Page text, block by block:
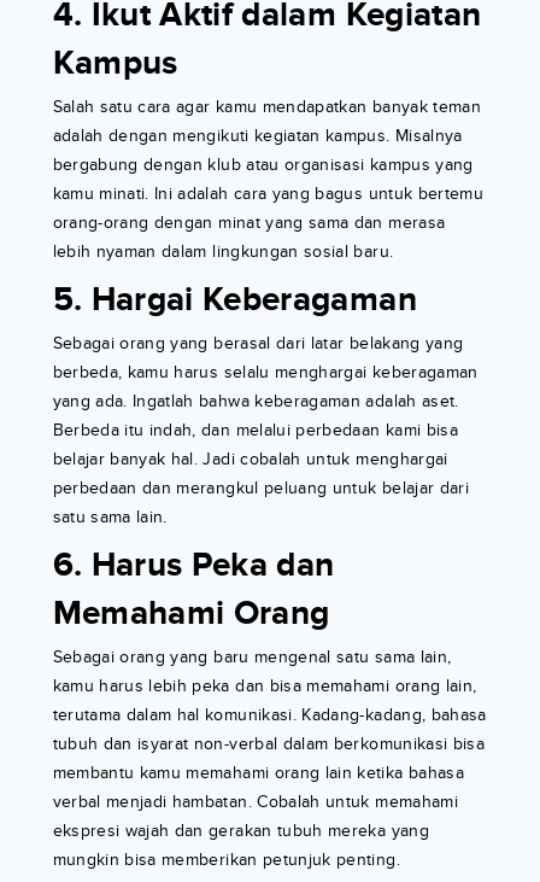
4. Ikut Aktif dalam Kegiatan
Kampus
Salah satu cara agar kamu mendapatkan banyak teman
adalah dengan mengikuti kegiatan kampus. Misalnya
bergabung dengan klub atau organisasi kampus yang
kamu minati. Ini adalah cara yang bagus untuk bertemu
orang-orang dengan minat yang sama dan merasa
lebih nyaman dalam lingkungan sosial baru.
5. Hargai Keberagaman
Sebagai orang yang berasal dari latar belakang yang
berbeda, kamu harus selalu menghargai keberagaman
yang ada. Ingatlah bahwa keberagaman adalah aset.
Berbeda itu indah, dan melalui perbedaan kami bisa
belajar banyak hal. Jadi cobalah untuk menghargai
perbedaan dan merangkul peluang untuk belajar dari
satu sama lain.
6. Harus Peka dan
Memahami Orang
Sebagai orang yang baru mengenal satu sama lain,
kamu harus lebih peka dan bisa memahami orang lain,
terutama dalam hal komunikasi. Kadang-kadang, bahasa
tubuh dan isyarat non-verbal dalam berkomunikasi bisa
membantu kamu memahami orang lain ketika bahasa
verbal menjadi hambatan. Cobalah untuk memahami
ekspresi wajah dan gerakan tubuh mereka yang
mungkin bisa memberikan petunjuk penting.